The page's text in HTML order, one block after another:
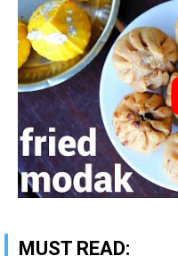
MUST READ: